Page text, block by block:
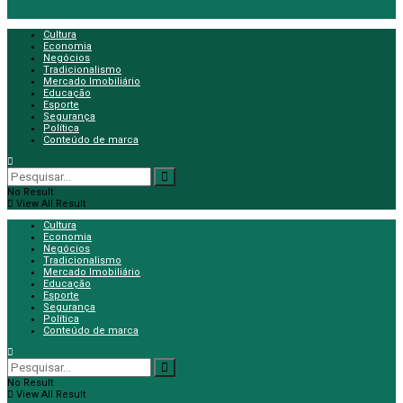
Cultura
Economia
Negócios
Tradicionalismo
Mercado Imobiliário
Educação
Esporte
Segurança
Política
Conteúdo de marca
No Result
View All Result
Cultura
Economia
Negócios
Tradicionalismo
Mercado Imobiliário
Educação
Esporte
Segurança
Política
Conteúdo de marca
No Result
View All Result